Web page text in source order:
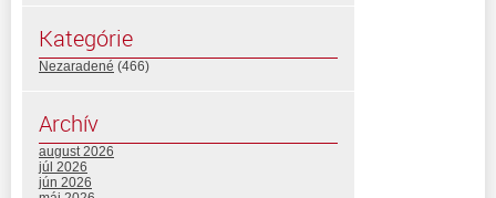
Kategórie
Nezaradené (466)
Archív
august 2026
júl 2026
jún 2026